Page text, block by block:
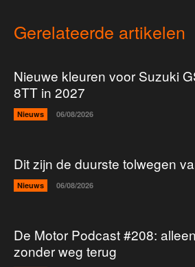
Gerelateerde artikelen
Nieuwe kleuren voor Suzuki
8TT in 2027
Nieuws 06/08/2026
Dit zijn de duurste tolwegen
Nieuws 06/08/2026
De Motor Podcast #208:
zonder weg terug